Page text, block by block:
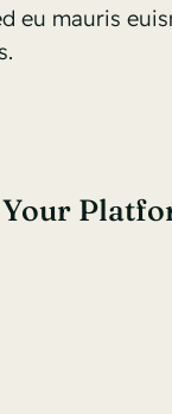
eu mauris
Your